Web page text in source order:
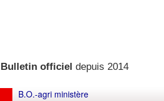
Bulletin officiel depuis 2014
B.O.-agri ministère